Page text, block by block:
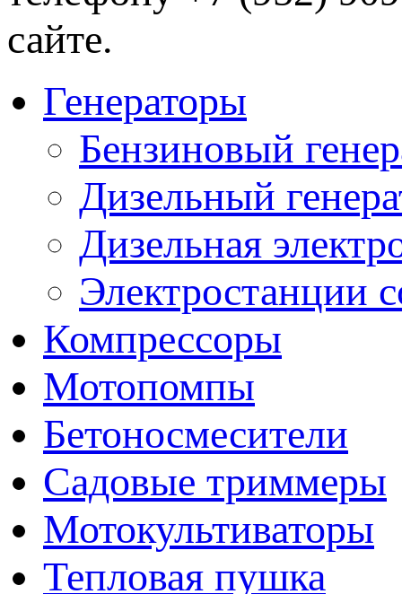
сайте.
Генераторы
Бензиновый
Дизельный
Дизельная
Электростанции
Компрессоры
Мотопомпы
Бетоносмесители
Садовые триммеры
Мотокультиваторы
Тепловая пушка